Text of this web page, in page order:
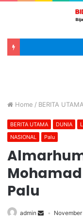
Home / BERITA UTAMA
BERITA UTAMA DUNIA
NASIONAL
Palu
Palu
admin